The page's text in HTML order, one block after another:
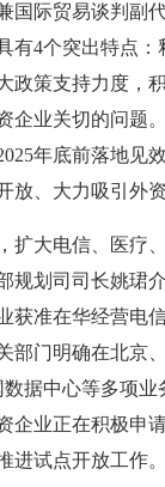
国际贸易谈判副
有4个突出特点
政策支持力度，
企业关切的问题
年底前落地见
放、大力吸引外
扩大电信、医疗
规划司司长姚珺
获准在华经营电
部门明确在北京
据中心等多项业
企业正在积极申
进试点开放工作。